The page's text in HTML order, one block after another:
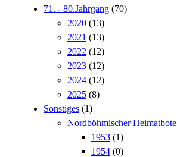
71. - 80.Jahrgang (70)
2020 (13)
2021 (13)
2022 (12)
2023 (12)
2024 (12)
2025 (8)
Sonstiges (1)
Nordböhmischer Heimatbote
1953 (1)
1954 (0)